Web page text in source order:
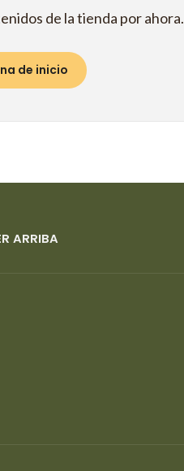
de la tienda por ahora.
de inicio
ARRIBA